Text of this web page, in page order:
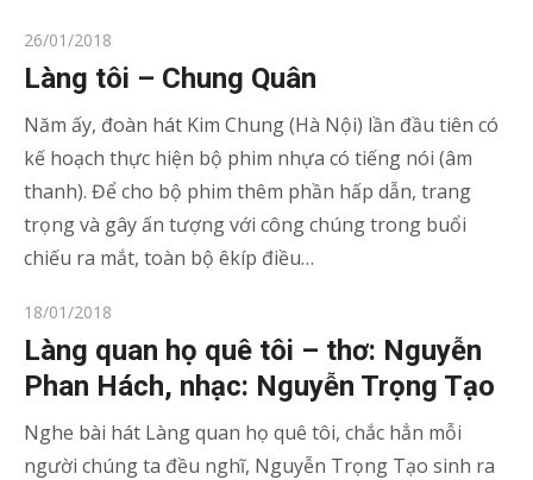
Posted
on
26/01/2018
Làng tôi – Chung Quân
Năm ấy, đoàn hát Kim Chung (Hà Nội) lần đầu tiên có
kế hoạch thực hiện bộ phim nhựa có tiếng nói (âm
thanh). Để cho bộ phim thêm phần hấp dẫn, trang
trọng và gây ấn tượng với công chúng trong buổi
chiếu ra mắt, toàn bộ êkíp điều…
Posted
on
18/01/2018
Làng quan họ quê tôi – thơ: Nguyễn
Phan Hách, nhạc: Nguyễn Trọng Tạo
Nghe bài hát Làng quan họ quê tôi, chắc hẳn mỗi
người chúng ta đều nghĩ, Nguyễn Trọng Tạo sinh ra